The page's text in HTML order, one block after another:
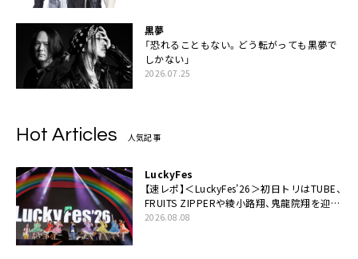
黒夢
「恐れることもない。どう転がっても黒夢で
しかない」
2026.07.25
Hot Articles 人気記事
LuckyFes
【速レポ】＜LuckyFes’26＞初日トリはTUBE、
FRUITS ZIPPERや綾小路翔、鬼龍院翔を迎え
た豪華コラボも「知ってたらぜひ一緒に歌っ
2026.08.08